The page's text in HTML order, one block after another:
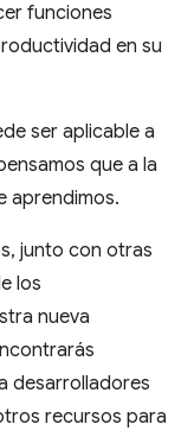
funciones
en su
ser aplicable a
que a la
aprendimos.
junto con otras
los
nueva
desarrolladores
recursos para